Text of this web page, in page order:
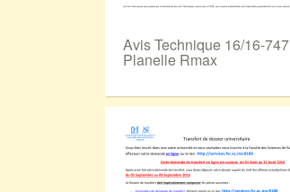
Avis Technique 16/16-747
Planelle Rmax